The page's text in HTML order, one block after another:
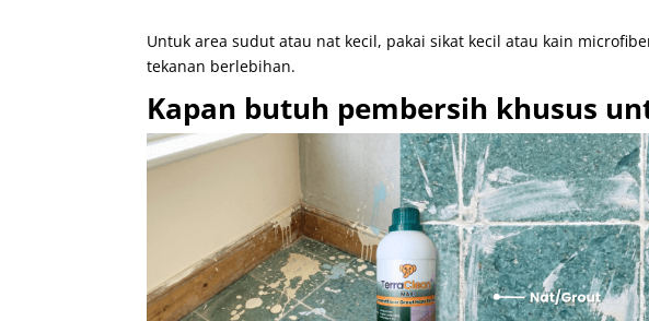
Untuk area sudut atau nat kecil, pakai sikat kecil atau kain
tekanan berlebihan.
Kapan butuh pembersih khusus